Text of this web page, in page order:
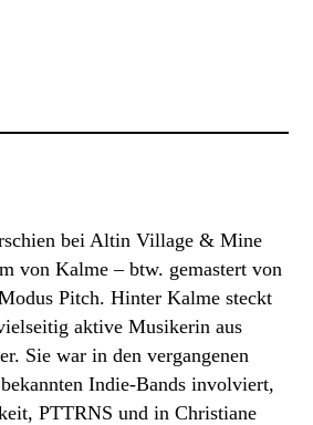
bei Altin Village & Mine
von Kalme – btw. gemastert von
Pitch. Hinter Kalme steckt
aktive Musikerin aus
Sie war in den vergangenen
Indie-Bands involviert,
PTTRNS und in Christiane